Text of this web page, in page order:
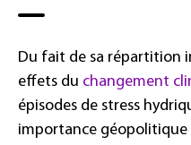
Du fait de sa répartition
effets du changement
épisodes de stress
importance géopolitique